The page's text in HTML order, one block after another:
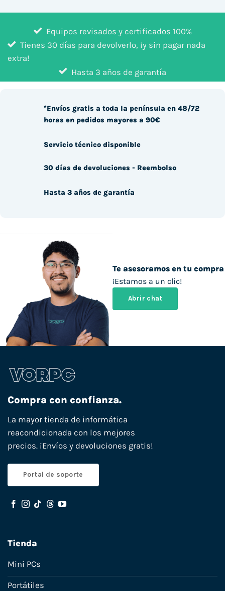
Equipos revisados y certificados 100%
Tienes 30 días para devolverlo, ¡y sin pagar nada
extra!
Hasta 3 años de garantía
Te asesoramos en tu compra
¡Estamos a un clic!
Abrir chat
*Envíos gratis a toda la península en 48/72
horas en pedidos mayores a 90€
Servicio técnico disponible
30 días de devoluciones - Reembolso
Hasta 3 años de garantía
Compra con confianza.
La mayor tienda de informática
reacondicionada con los mejores
precios. ¡Envíos y devoluciones gratis!
Portal de soporte
Tienda
Mini PCs
Portátiles